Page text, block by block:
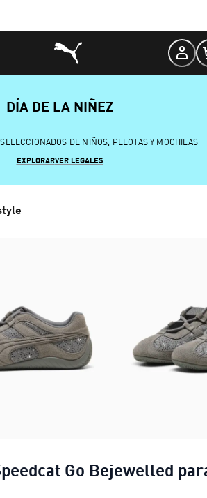
DÍA DE LA NIÑEZ
DE NIÑOS, PELOTAS Y MOCHILAS
EXPLORARVER LEGALES
Go Bejewelled